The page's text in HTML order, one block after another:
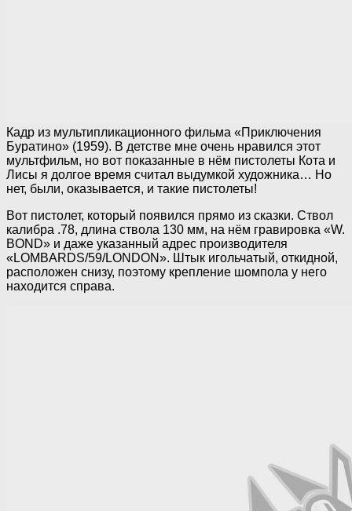
Кадр из мультипликационного фильма «Приключения
Буратино» (1959). В детстве мне очень нравился этот
мультфильм, но вот показанные в нём пистолеты Кота и
Лисы я долгое время считал выдумкой художника… Но
нет, были, оказывается, и такие пистолеты!
Вот пистолет, который появился прямо из сказки. Ствол
калибра .78, длина ствола 130 мм, на нём гравировка «W.
BOND» и даже указанный адрес производителя
«LOMBARDS/59/LONDON». Штык игольчатый, откидной,
расположен снизу, поэтому крепление шомпола у него
находится справа.